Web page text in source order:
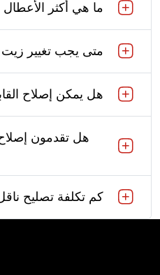
ما هي أكثر
متى يجب تغيير زيت
هل يمكن إصلاح
هل تقدمون إصلاح
كم تكلفة تصليح